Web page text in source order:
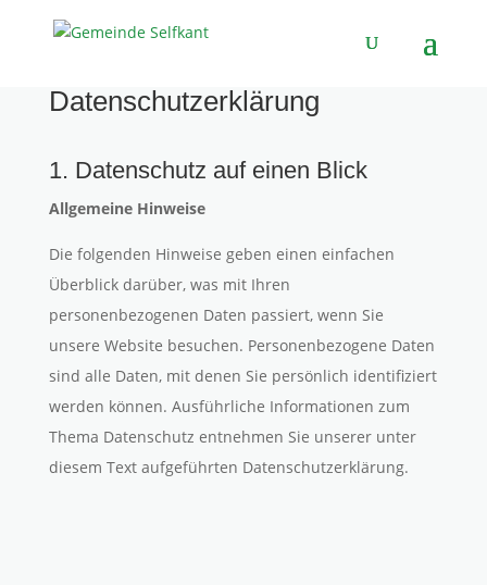
Datenschutzerklärung
1. Datenschutz auf einen Blick
Allgemeine Hinweise
Die folgenden Hinweise geben einen einfachen
Überblick darüber, was mit Ihren
personenbezogenen Daten passiert, wenn Sie
unsere Website besuchen. Personenbezogene Daten
sind alle Daten, mit denen Sie persönlich identifiziert
werden können. Ausführliche Informationen zum
Thema Datenschutz entnehmen Sie unserer unter
diesem Text aufgeführten Datenschutzerklärung.